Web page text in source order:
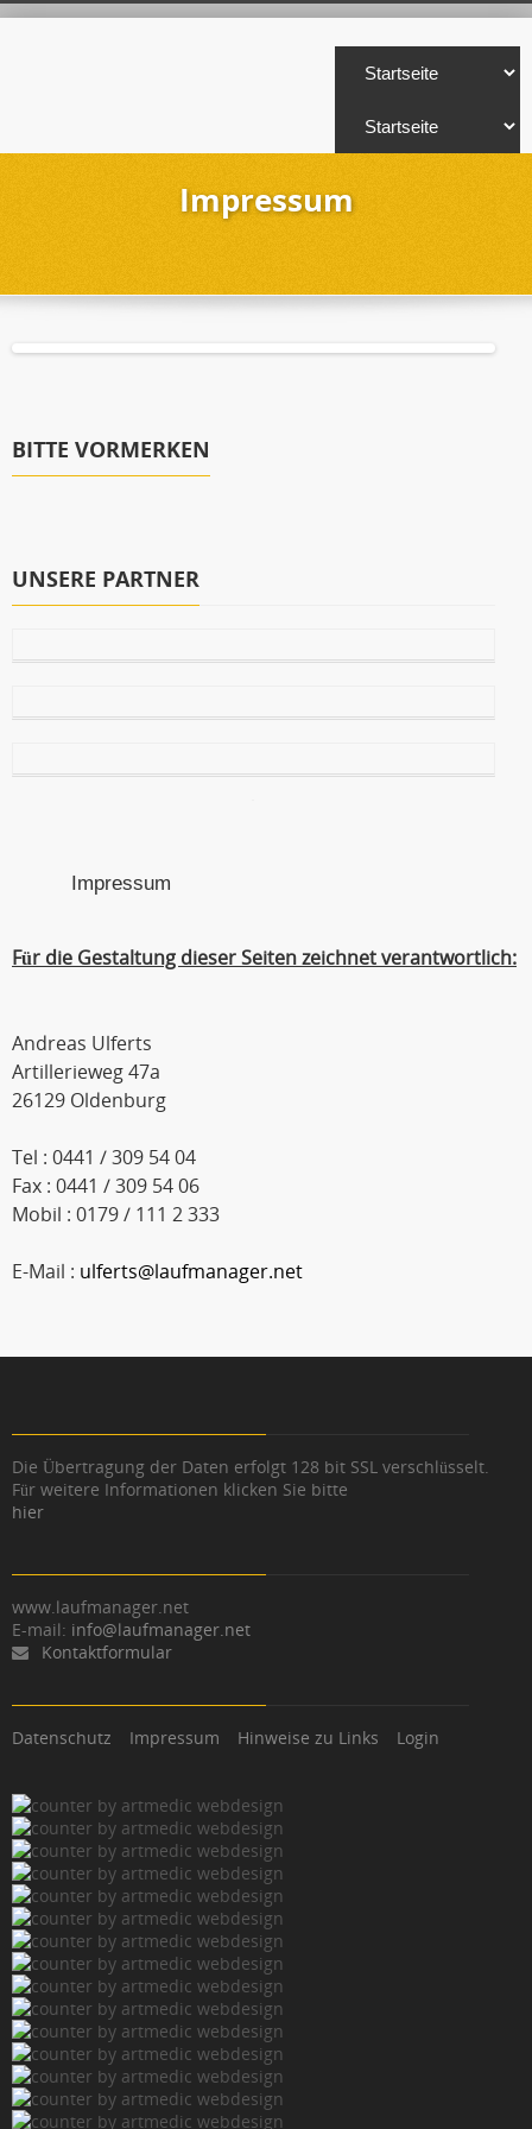
Impressum
BITTE VORMERKEN
UNSERE PARTNER
Impressum
Für die Gestaltung dieser Seiten zeichnet verantwortlich:
Andreas Ulferts
Artillerieweg 47a
26129 Oldenburg
Tel : 0441 / 309 54 04
Fax : 0441 / 309 54 06
Mobil : 0179 / 111 2 333
E-Mail : ulferts@laufmanager.net
Die Übertragung der Daten erfolgt 128 bit SSL verschlüsselt.
Für weitere Informationen klicken Sie bitte
hier
www.laufmanager.net
E-mail: info@laufmanager.net
Kontaktformular
Datenschutz Impressum Hinweise zu Links Login